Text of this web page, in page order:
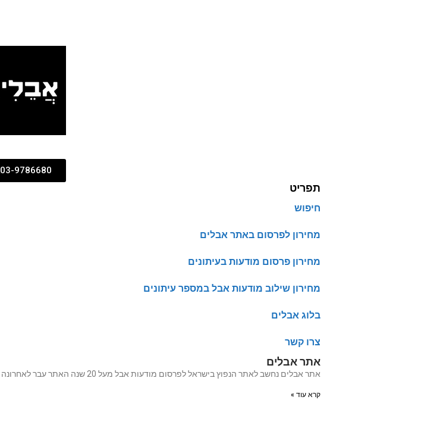
03-9786680
תפריט
חיפוש
מחירון לפרסום באתר אבלים
מחירון פרסום מודעות בעיתונים
מחירון שילוב מודעות אבל במספר עיתונים
בלוג אבלים
צרו קשר
אתר אבלים
אתר אבלים נחשב לאתר הנפוץ בישראל לפרסום מודעות אבל מעל 20 שנה האתר עבר לאחרונה שדרוג מערכות על מנת שכל
קרא עוד »